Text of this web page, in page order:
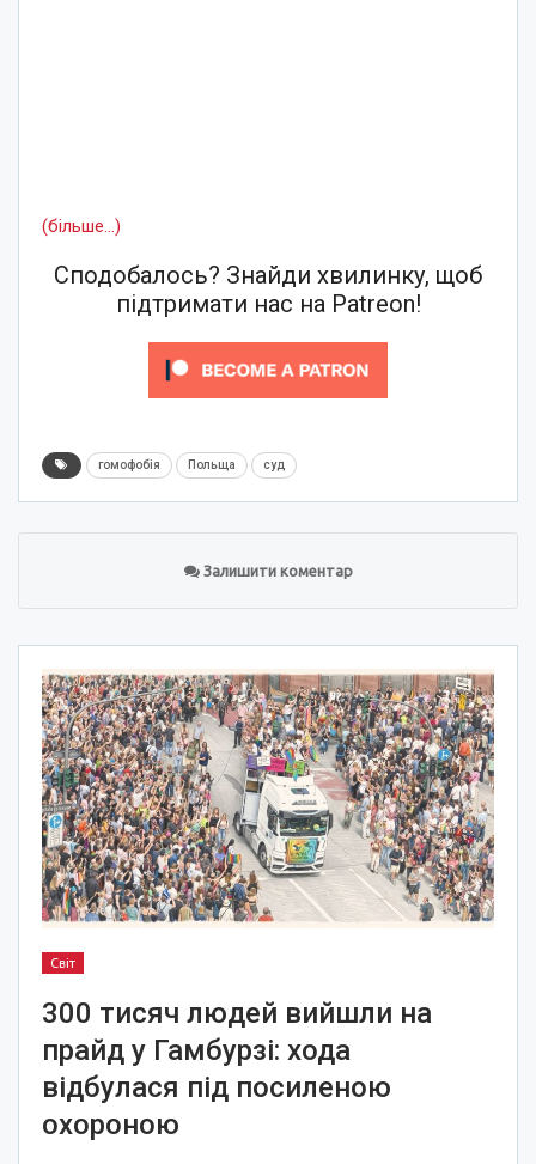
(більше…)
Сподобалось? Знайди хвилинку, щоб
підтримати нас на Patreon!
гомофобія Польща суд
Залишити коментар
Світ
300 тисяч людей вийшли на
прайд у Гамбурзі: хода
відбулася під посиленою
охороною